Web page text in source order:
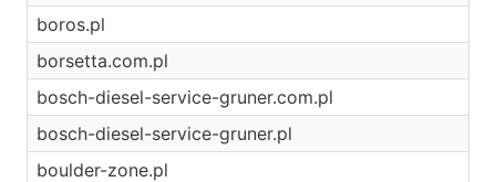
boros.pl
borsetta.com.pl
bosch-diesel-service-gruner.com.pl
bosch-diesel-service-gruner.pl
boulder-zone.pl